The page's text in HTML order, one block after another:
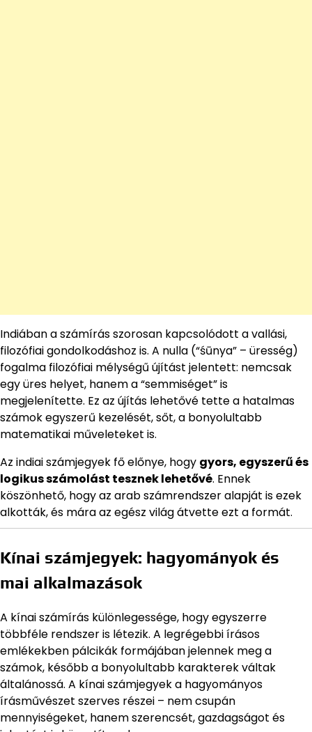
Indiában a számírás szorosan kapcsolódott a vallási,
filozófiai gondolkodáshoz is. A nulla (“śūnya” – üresség)
fogalma filozófiai mélységű újítást jelentett: nemcsak
egy üres helyet, hanem a “semmiséget” is
megjelenítette. Ez az újítás lehetővé tette a hatalmas
számok egyszerű kezelését, sőt, a bonyolultabb
matematikai műveleteket is.
Az indiai számjegyek fő előnye, hogy gyors, egyszerű és
logikus számolást tesznek lehetővé. Ennek
köszönhető, hogy az arab számrendszer alapját is ezek
alkották, és mára az egész világ átvette ezt a formát.
Kínai számjegyek: hagyományok és
mai alkalmazások
A kínai számírás különlegessége, hogy egyszerre
többféle rendszer is létezik. A legrégebbi írásos
emlékekben pálcikák formájában jelennek meg a
számok, később a bonyolultabb karakterek váltak
általánossá. A kínai számjegyek a hagyományos
írásművészet szerves részei – nem csupán
mennyiségeket, hanem szerencsét, gazdagságot és